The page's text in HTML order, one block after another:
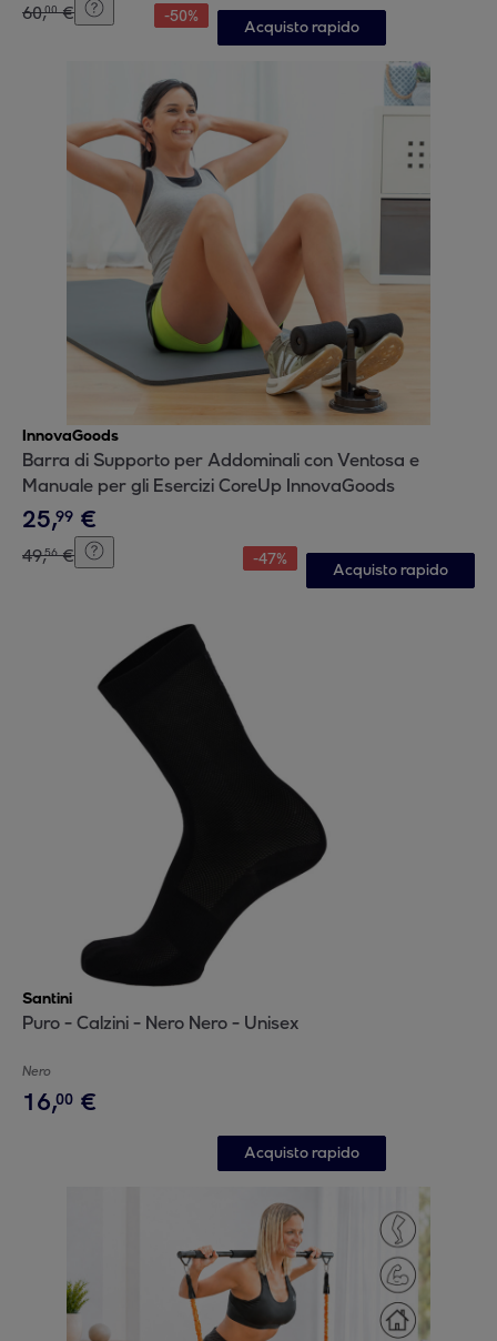
60,00 € -50%
Acquisto rapido
InnovaGoods
Barra di Supporto per Addominali con Ventosa e
Manuale per gli Esercizi CoreUp InnovaGoods
25,99 €
49,56 € -47%
Acquisto rapido
Santini
Puro - Calzini - Nero Nero - Unisex
Nero
16,00 €
Acquisto rapido